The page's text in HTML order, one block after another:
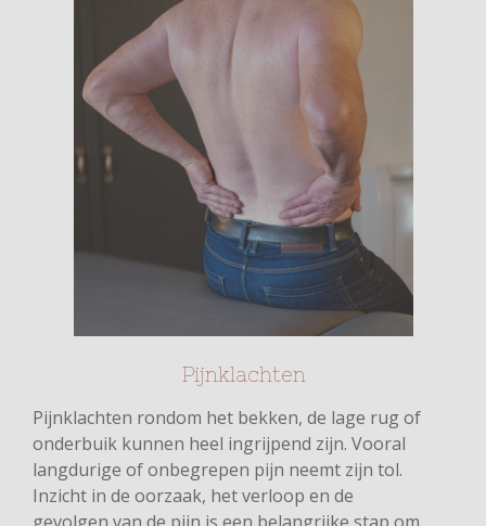
Pijnklachten
Pijnklachten rondom het bekken, de lage rug of
onderbuik kunnen heel ingrijpend zijn. Vooral
langdurige of onbegrepen pijn neemt zijn tol.
Inzicht in de oorzaak, het verloop en de